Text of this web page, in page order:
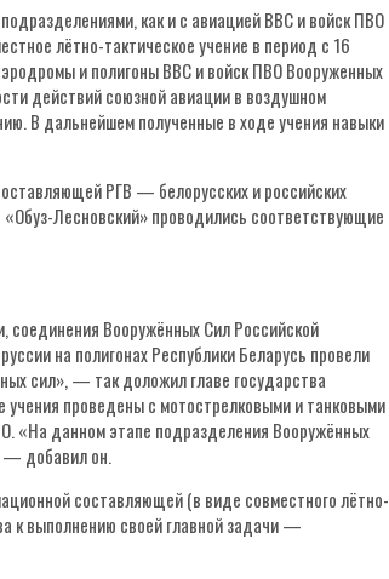
как и с авиацией ВВС и войск ПВО
лётно-тактическое учение в период с 16
и полигоны ВВС и войск ПВО Вооруженных
действий союзной авиации в воздушном
В дальнейшем полученные в ходе учения навыки
РГВ — белорусских и российских
Лесновский» проводились соответствующие
Вооружённых Сил Российской
на полигонах Республики Беларусь провели
сил», — так доложил главе государства
проведены с мотострелковыми и танковыми
«На данном этапе подразделения Вооружённых
— добавил он.
составляющей (в виде совместного лётно-
к выполнению своей главной задачи —